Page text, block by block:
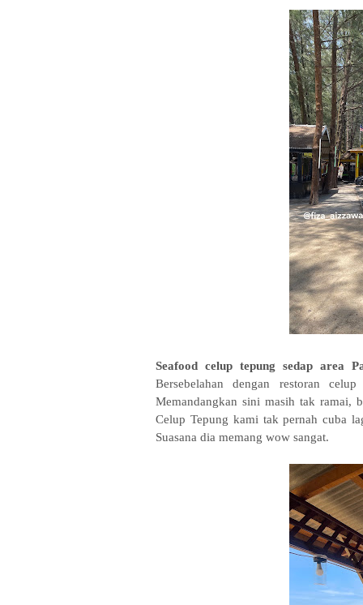
Seafood celup tepung sedap area
Bersebelahan dengan restoran
Memandangkan sini masih tak ramai,
Celup Tepung kami tak pernah cuba
Suasana dia memang wow sangat.